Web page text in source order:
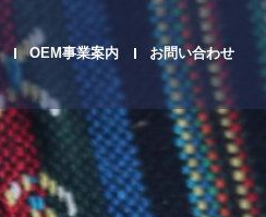
OEM事業案内 お問い合わせ